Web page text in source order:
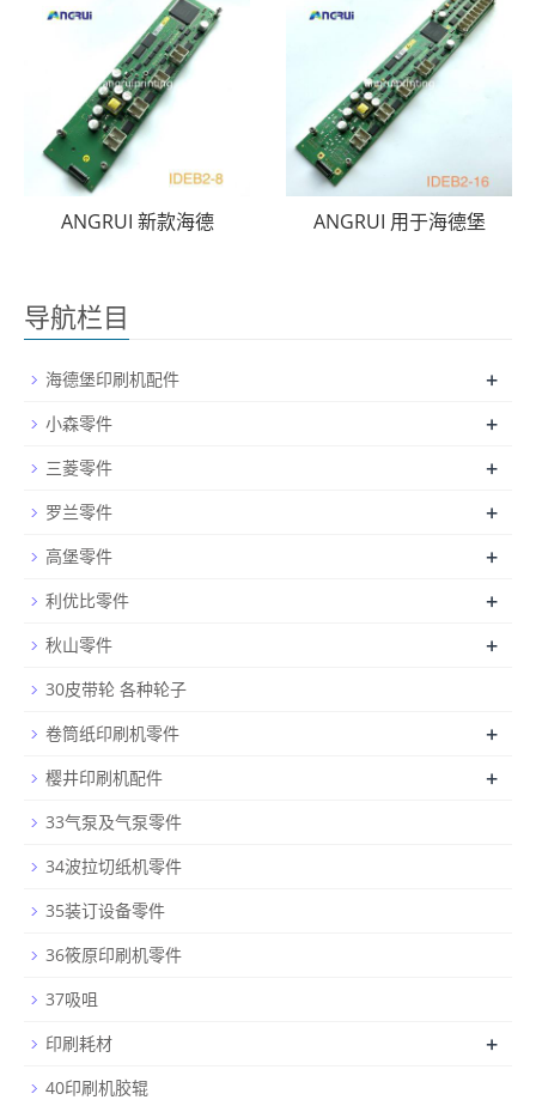
ANGRUI 新款海德 ANGRUI 用于海德堡
导航栏目
海德堡印刷机配件 +
小森零件 +
三菱零件 +
罗兰零件 +
高堡零件 +
利优比零件 +
秋山零件 +
30皮带轮 各种轮子
卷筒纸印刷机零件
+
樱井印刷机配件 +
33气泵及气泵零件
34波拉切纸机零件
35装订设备零件
36筱原印刷机零件
37吸咀
印刷耗材
+
40印刷机胶辊